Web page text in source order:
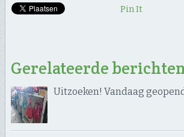
Pin It
Gerelateerde
Uitzoeken! Vandaag